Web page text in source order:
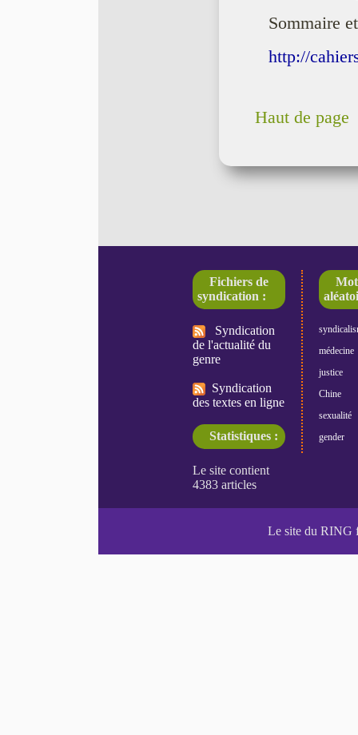
Sommaire
http://
Haut de page
Fichiers de
syndication :
Syndication
de l'actualité du
genre
Syndication
des textes en ligne
Statistiques :
médecine
justice
Chine
sexualité
gender
Le site du RING